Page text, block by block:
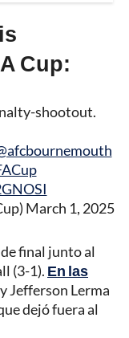
Cup:
shootout.
March 1, 2025
final junto al
(3-1). En las
y Jefferson Lerma
dejó fuera al